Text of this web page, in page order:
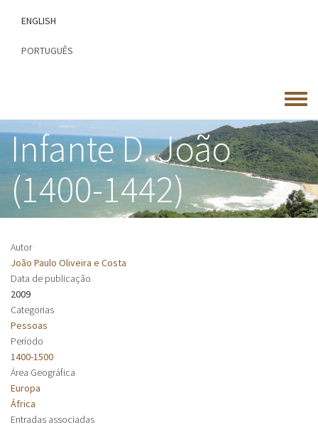
conteúdo
ENGLISH
PORTUGUÊS
Toggle
menu
Infante D. João
(1400-1442)
Autor
João Paulo Oliveira e Costa
Data de publicação
2009
Categorias
Pessoas
Período
1400-1500
Área Geográfica
Europa
África
Entradas associadas